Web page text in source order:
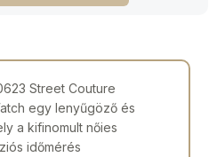
Street Couture
egy lenyűgöző és
a kifinomult nőies
időmérés